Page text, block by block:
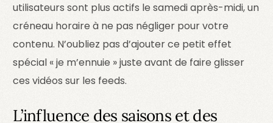
utilisateurs sont plus actifs le samedi après-midi, un
créneau horaire à ne pas négliger pour votre
contenu. N’oubliez pas d’ajouter ce petit effet
spécial « je m’ennuie » juste avant de faire glisser
ces vidéos sur les feeds.
L’influence des saisons et des